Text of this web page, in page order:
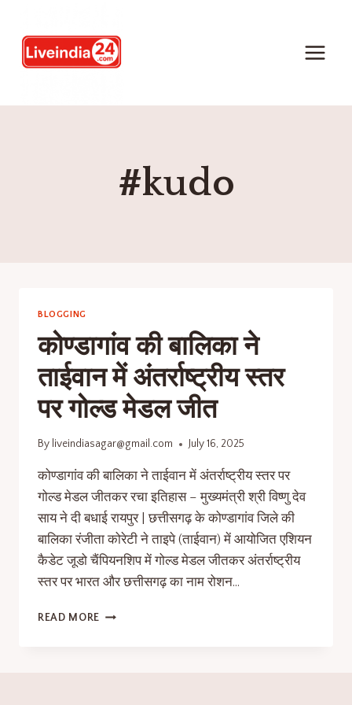
#kudo
BLOGGING
कोण्डागांव की बालिका ने
ताईवान में अंतर्राष्ट्रीय स्तर
पर गोल्ड मेडल जीत
By liveindiasagar@gmail.com July 16, 2025
कोण्डागांव की बालिका ने ताईवान में अंतर्राष्ट्रीय स्तर पर
गोल्ड मेडल जीतकर रचा इतिहास – मुख्यमंत्री श्री विष्णु देव
साय ने दी बधाई रायपुर | छत्तीसगढ़ के कोण्डागांव जिले की
बालिका रंजीता कोरेटी ने ताइपे (ताईवान) में आयोजित एशियन
कैडेट जूडो चैंपियनशिप में गोल्ड मेडल जीतकर अंतर्राष्ट्रीय
स्तर पर भारत और छत्तीसगढ़ का नाम रोशन…
READ MORE